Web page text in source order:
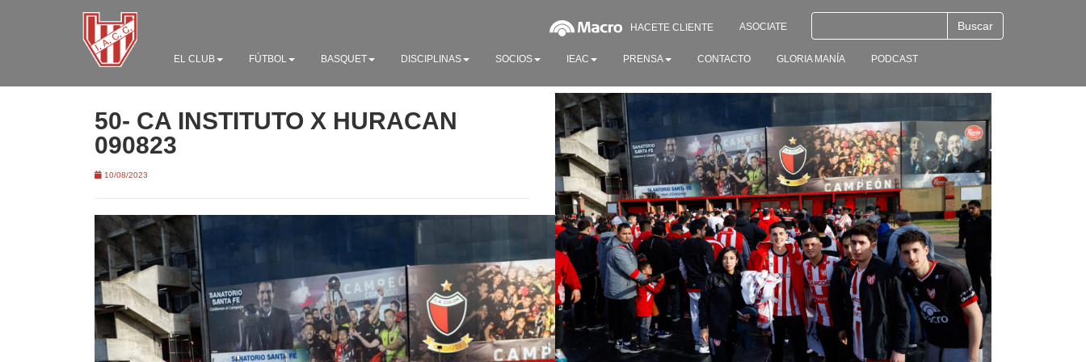
HACETE CLIENTE ASOCIATE
EL CLUB FÚTBOL BASQUET DISCIPLINAS SOCIOS IEAC PRENSA CONTACTO GLORIA MANÍA PODCAST
50- CA INSTITUTO X HURACAN
090823
10/08/2023